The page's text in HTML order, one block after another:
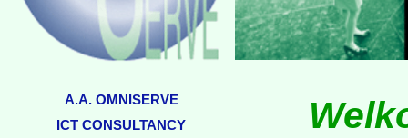
A.A. OMNISERVE
ICT CONSULTANCY